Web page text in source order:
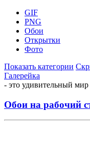
GIF
PNG
Обои
Открытки
Фото
Показать категории
Галерейка
- это удивительный
Обои на рабочий